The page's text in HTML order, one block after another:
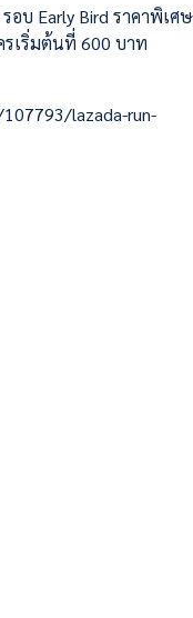
บ Early Bird ราคาพิเศษ
เริ่มต้นที่ 600 บาท
lazada-run-